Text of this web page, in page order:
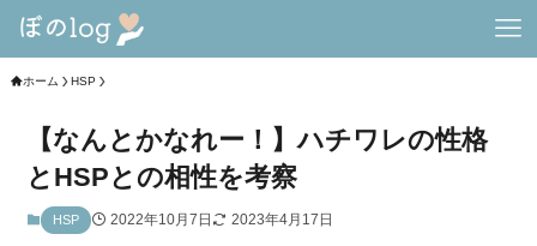
ホーム HSP
【なんとかなれー！】ハチワレの性格
とHSPとの相性を考察
HSP 2022年10月7日 2023年4月17日